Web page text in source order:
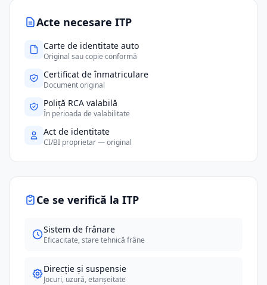
Acte necesare ITP
Carte de identitate auto
Original sau copie conformă
Certificat de înmatriculare
Document original
Poliță RCA valabilă
În perioada de valabilitate
Act de identitate
CI/BI proprietar — original
Ce se verifică la ITP
Sistem de frânare
Eficacitate, stare tehnică frâne
Direcție și suspensie
Jocuri, uzură, etanșeitate